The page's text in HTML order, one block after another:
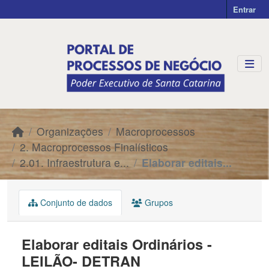
Entrar
Organizações
Macroprocessos
2. Macroprocessos Finalísticos
2.01. Infraestrutura e...
Elaborar editais...
Conjunto de dados Grupos
Elaborar editais Ordinários -
LEILÃO- DETRAN